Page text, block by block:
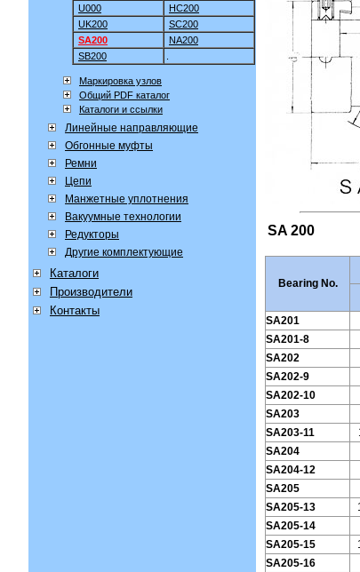
U000
HC200
UK200
SC200
SA200
NA200
SB200
Маркировка узлов
Общий PDF каталог
Каталоги и ссылки
Линейные направляющие
Обгонные муфты
Ремни
Цепи
Манжетные уплотнения
Вакуумные технологии
Редукторы
Другие комплектующие
Каталоги
Производители
Контакты
SA 200
Bearing No.
SA201
SA201-8
SA202
SA202-9
SA202-10
SA203
SA203-11
SA204
SA204-12
SA205
SA205-13
SA205-14
SA205-15
SA205-16